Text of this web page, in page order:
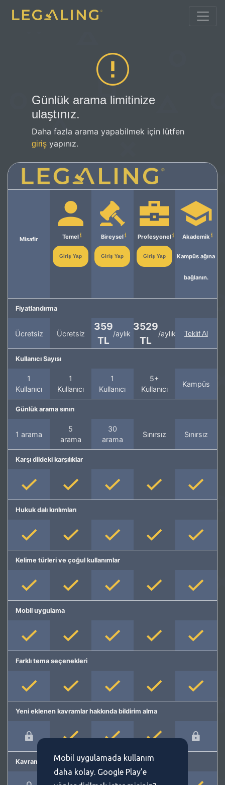
Günlük arama limitinize
ulaştınız.
Daha fazla arama yapabilmek için lütfen
giriş yapınız.
Misafir Temel
Giriş Yap
Bireysel
Giriş Yap
Profesyonel
Giriş Yap
Akademik
Kampüs ağına
bağlanın.
Fiyatlandırma
Ücretsiz Ücretsiz
359
TL
/aylık
3529
TL
/aylık Teklif Al
Kullanıcı Sayısı
1
Kullanıcı
1
Kullanıcı
1
Kullanıcı
5+
Kullanıcı
Kampüs
Günlük arama sınırı
1 arama
5
arama
30
arama
Sınırsız Sınırsız
Karşı dildeki karşılıklar
Hukuk dalı kırılımları
Kelime türleri ve çoğul kullanımlar
Mobil uygulama
Farklı tema seçenekleri
Yeni eklenen kavramlar hakkında bildirim alma
Kavram önermeMobil uygulamada kullanım
daha kolay. Google Play'e